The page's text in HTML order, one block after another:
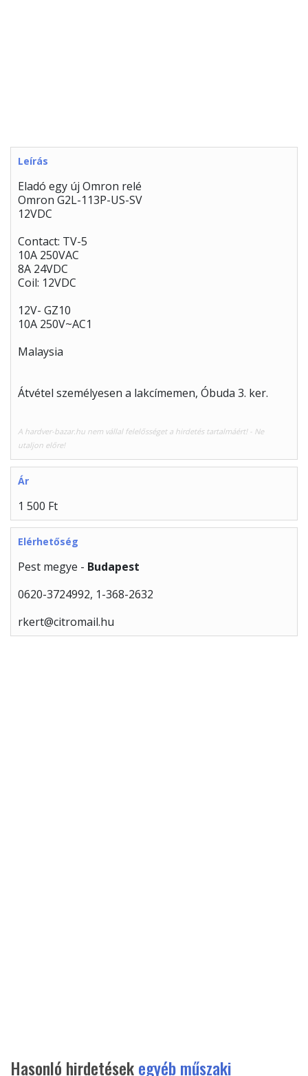
Leírás
Eladó egy új Omron relé
Omron G2L-113P-US-SV
12VDC
Contact: TV-5
10A 250VAC
8A 24VDC
Coil: 12VDC
12V- GZ10
10A 250V~AC1
Malaysia
Átvétel személyesen a lakcímemen, Óbuda 3. ker.
A hardver-bazar.hu nem vállal felelősséget a hirdetés tartalmáért! - Ne
utaljon előre!
Ár
1 500 Ft
Elérhetőség
Pest megye - Budapest
0620-3724992, 1-368-2632
rkert@citromail.hu
Hasonló hirdetésekegyéb műszaki